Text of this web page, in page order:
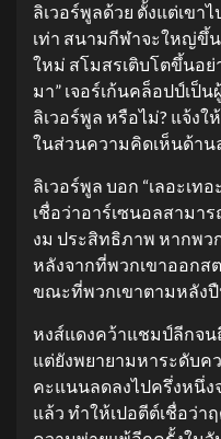
ลิเวอร์พูลด้วย ตั้งแต่เขา
เท่า สนามกีฬาจะใหญ่ขึ้
ใหม่ สโมสรเติบโตขึ้นอ
มา” เจอร์เก้นคล็อปป์เ
ลิเวอร์พูล หรือไม่? แจ้ง
ในส่วนความคิดเห็นด้าน
ลิเวอร์พูล บอก “เลอะเท
เชื่อว่าอาร์เซนอลสามา
งม ประสิทธิภาพ หากพว
หลังจากที่พวกเขาออกส
ขณะที่พวกเขาตามหลัง
หงส์แดงคว้าแชมป์ลีกจ
แต่ยังพยายามหาระดับค
คะแนนลดลงไปครึ่งหนึ่
แล้ว ทำให้เปอตีต์เชื่อว่า